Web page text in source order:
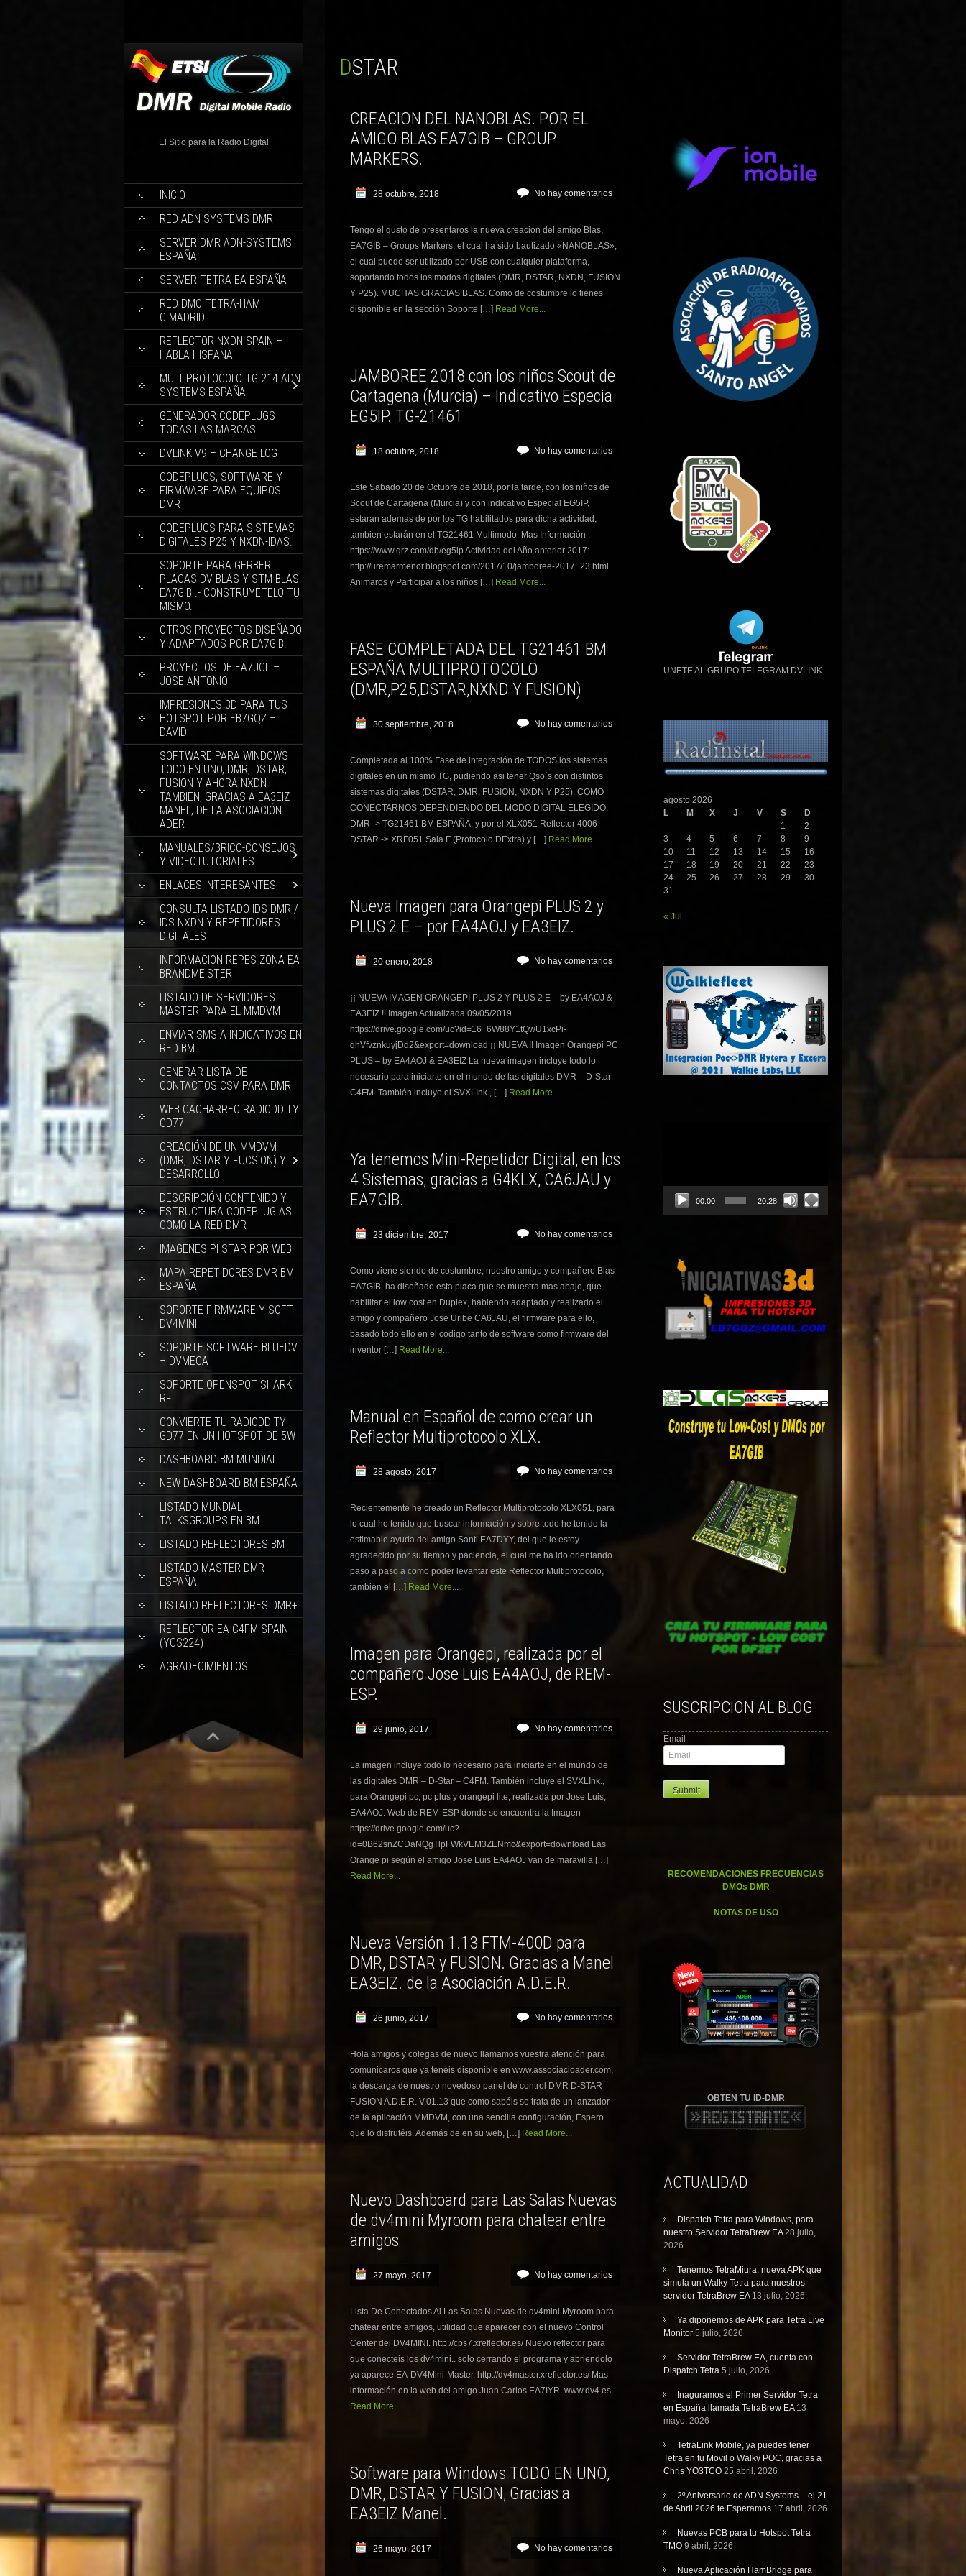
El Sitio para la Radio Digital
INICIO
RED ADN SYSTEMS DMR
SERVER DMR ADN-SYSTEMS
ESPAÑA
SERVER TETRA-EA ESPAÑA
RED DMO TETRA-HAM
C.MADRID
REFLECTOR NXDN SPAIN –
HABLA HISPANA
MULTIPROTOCOLO TG 214 ADN
SYSTEMS ESPAÑA
GENERADOR CODEPLUGS
TODAS LAS MARCAS
DVLINK V9 – CHANGE LOG
CODEPLUGS, SOFTWARE Y
FIRMWARE PARA EQUIPOS
DMR
CODEPLUGS PARA SISTEMAS
DIGITALES P25 Y NXDN-IDAS.
SOPORTE PARA GERBER
PLACAS DV-BLAS Y STM-BLAS
EA7GIB .- CONSTRUYETELO TU
MISMO.
OTROS PROYECTOS DISEÑADO
Y ADAPTADOS POR EA7GIB.
PROYECTOS DE EA7JCL –
JOSE ANTONIO
IMPRESIONES 3D PARA TUS
HOTSPOT POR EB7GQZ –
DAVID
SOFTWARE PARA WINDOWS
TODO EN UNO, DMR, DSTAR,
FUSION Y AHORA NXDN
TAMBIEN, GRACIAS A EA3EIZ
MANEL, DE LA ASOCIACIÓN
ADER
MANUALES/BRICO-CONSEJOS
Y VIDEOTUTORIALES
ENLACES INTERESANTES
CONSULTA LISTADO IDS DMR /
IDS NXDN Y REPETIDORES
DIGITALES
INFORMACION REPES ZONA EA
BRANDMEISTER
LISTADO DE SERVIDORES
MASTER PARA EL MMDVM
ENVIAR SMS A INDICATIVOS EN
RED BM
GENERAR LISTA DE
CONTACTOS CSV PARA DMR
WEB CACHARREO RADIODDITY
GD77
CREACIÓN DE UN MMDVM
(DMR, DSTAR Y FUCSION) Y
DESARROLLO
DESCRIPCIÓN CONTENIDO Y
ESTRUCTURA CODEPLUG ASI
COMO LA RED DMR
IMAGENES PI STAR POR WEB
MAPA REPETIDORES DMR BM
ESPAÑA
SOPORTE FIRMWARE Y SOFT
DV4MINI
SOPORTE SOFTWARE BLUEDV
– DVMEGA
SOPORTE OPENSPOT SHARK
RF
CONVIERTE TU RADIODDITY
GD77 EN UN HOTSPOT DE 5W
DASHBOARD BM MUNDIAL
NEW DASHBOARD BM ESPAÑA
LISTADO MUNDIAL
TALKSGROUPS EN BM
LISTADO REFLECTORES BM
LISTADO MASTER DMR +
ESPAÑA
LISTADO REFLECTORES DMR+
REFLECTOR EA C4FM SPAIN
(YCS224)
AGRADECIMIENTOS
DSTAR
CREACION DEL NANOBLAS. POR EL
AMIGO BLAS EA7GIB – GROUP
MARKERS.
28 octubre, 2018 No hay comentarios
Tengo el gusto de presentaros la nueva creacion del amigo Blas,
EA7GIB – Groups Markers, el cual ha sido bautizado «NANOBLAS»,
el cual puede ser utilizado por USB con cualquier plataforma,
soportando todos los modos digitales (DMR, DSTAR, NXDN, FUSION
Y P25). MUCHAS GRACIAS BLAS. Como de costumbre lo tienes
disponible en la sección Soporte […] Read More...
JAMBOREE 2018 con los niños Scout de
Cartagena (Murcia) – Indicativo Especia
EG5IP. TG-21461
18 octubre, 2018 No hay comentarios
Este Sabado 20 de Octubre de 2018, por la tarde, con los niños de
Scout de Cartagena (Murcia) y con indicativo Especial EG5IP,
estaran ademas de por los TG habilitados para dicha actividad,
tambien estarán en el TG21461 Multimodo. Mas Información :
https://www.qrz.com/db/eg5ip Actividad del Año anterior 2017:
http://uremarmenor.blogspot.com/2017/10/jamboree-2017_23.html
Animaros y Participar a los niños […] Read More...
FASE COMPLETADA DEL TG21461 BM
ESPAÑA MULTIPROTOCOLO
(DMR,P25,DSTAR,NXND Y FUSION)
30 septiembre, 2018 No hay comentarios
Completada al 100% Fase de integración de TODOS los sistemas
digitales en un mismo TG, pudiendo asi tener Qso´s con distintos
sistemas digitales (DSTAR, DMR, FUSION, NXDN Y P25). COMO
CONECTARNOS DEPENDIENDO DEL MODO DIGITAL ELEGIDO:
DMR -> TG21461 BM ESPAÑA. y por el XLX051 Reflector 4006
DSTAR -> XRF051 Sala F (Protocolo DExtra) y […] Read More...
Nueva Imagen para Orangepi PLUS 2 y
PLUS 2 E – por EA4AOJ y EA3EIZ.
20 enero, 2018 No hay comentarios
¡¡ NUEVA IMAGEN ORANGEPI PLUS 2 Y PLUS 2 E – by EA4AOJ &
EA3EIZ !! Imagen Actualizada 09/05/2019
https://drive.google.com/uc?id=16_6W88Y1tQwU1xcPi-
qhVfvznkuyjDd2&export=download ¡¡ NUEVA !! Imagen Orangepi PC
PLUS – by EA4AOJ & EA3EIZ La nueva imagen incluye todo lo
necesario para iniciarte en el mundo de las digitales DMR – D-Star –
C4FM. También incluye el SVXLInk., […] Read More...
Ya tenemos Mini-Repetidor Digital, en los
4 Sistemas, gracias a G4KLX, CA6JAU y
EA7GIB.
23 diciembre, 2017 No hay comentarios
Como viene siendo de costumbre, nuestro amigo y compañero Blas
EA7GIB, ha diseñado esta placa que se muestra mas abajo, que
habilitar el low cost en Duplex, habiendo adaptado y realizado el
amigo y compañero Jose Uribe CA6JAU, el firmware para ello,
basado todo ello en el codigo tanto de software como firmware del
inventor […] Read More...
Manual en Español de como crear un
Reflector Multiprotocolo XLX.
28 agosto, 2017 No hay comentarios
Recientemente he creado un Reflector Multiprotocolo XLX051, para
lo cual he tenido que buscar información y sobre todo he tenido la
estimable ayuda del amigo Santi EA7DYY, del que le estoy
agradecido por su tiempo y paciencia, el cual me ha ido orientando
paso a paso a como poder levantar este Reflector Multiprotocolo,
también el […] Read More...
Imagen para Orangepi, realizada por el
compañero Jose Luis EA4AOJ, de REM-
ESP.
29 junio, 2017 No hay comentarios
La imagen incluye todo lo necesario para iniciarte en el mundo de
las digitales DMR – D-Star – C4FM. También incluye el SVXLInk.,
para Orangepi pc, pc plus y orangepi lite, realizada por Jose Luis,
EA4AOJ. Web de REM-ESP donde se encuentra la Imagen
https://drive.google.com/uc?
id=0B62snZCDaNQgTlpFWkVEM3ZENmc&export=download Las
Orange pi según el amigo Jose Luis EA4AOJ van de maravilla […]
Read More...
Nueva Versión 1.13 FTM-400D para
DMR, DSTAR y FUSION. Gracias a Manel
EA3EIZ. de la Asociación A.D.E.R.
26 junio, 2017 No hay comentarios
Hola amigos y colegas de nuevo llamamos vuestra atención para
comunicaros que ya tenéis disponible en www.associacioader.com,
la descarga de nuestro novedoso panel de control DMR D-STAR
FUSION A.D.E.R. V.01.13 que como sabéis se trata de un lanzador
de la aplicación MMDVM, con una sencilla configuración, Espero
que lo disfrutéis. Además de en su web, […] Read More...
Nuevo Dashboard para Las Salas Nuevas
de dv4mini Myroom para chatear entre
amigos
27 mayo, 2017 No hay comentarios
Lista De Conectados Al Las Salas Nuevas de dv4mini Myroom para
chatear entre amigos, utilidad que aparecer con el nuevo Control
Center del DV4MINI. http://cps7.xreflector.es/ Nuevo reflector para
que conecteis los dv4mini.. solo cerrando el programa y abriendolo
ya aparece EA-DV4Mini-Master. http://dv4master.xreflector.es/ Mas
información en la web del amigo Juan Carlos EA7IYR. www.dv4.es
Read More...
Software para Windows TODO EN UNO,
DMR, DSTAR Y FUSION, Gracias a
EA3EIZ Manel.
26 mayo, 2017 No hay comentarios
UNETE AL GRUPO TELEGRAM DVLINK
agosto 2026
L
M X J V S
D
1
2
3
4 5 6 7 8
9
10
11 12 13 14 15
16
17
18 19 20 21 22
23
24
25 26 27 28 29
30
31
« Jul
00:00 20:28
SUSCRIPCION AL BLOG
Email
RECOMENDACIONES FRECUENCIAS
DMOs DMR
NOTAS DE USO
OBTEN TU ID-DMR
ACTUALIDAD
Dispatch Tetra para Windows, para
nuestro Servidor TetraBrew EA 28 julio,
2026
Tenemos TetraMiura, nueva APK que
simula un Walky Tetra para nuestros
servidor TetraBrew EA 13 julio, 2026
Ya diponemos de APK para Tetra Live
Monitor 5 julio, 2026
Servidor TetraBrew EA, cuenta con
Dispatch Tetra 5 julio, 2026
Inaguramos el Primer Servidor Tetra
en España llamada TetraBrew EA 13
mayo, 2026
TetraLink Mobile, ya puedes tener
Tetra en tu Movil o Walky POC, gracias a
Chris YO3TCO 25 abril, 2026
2º Aniversario de ADN Systems – el 21
de Abril 2026 te Esperamos 17 abril, 2026
Nuevas PCB para tu Hotspot Tetra
TMO 9 abril, 2026
Nueva Aplicación HamBridge para